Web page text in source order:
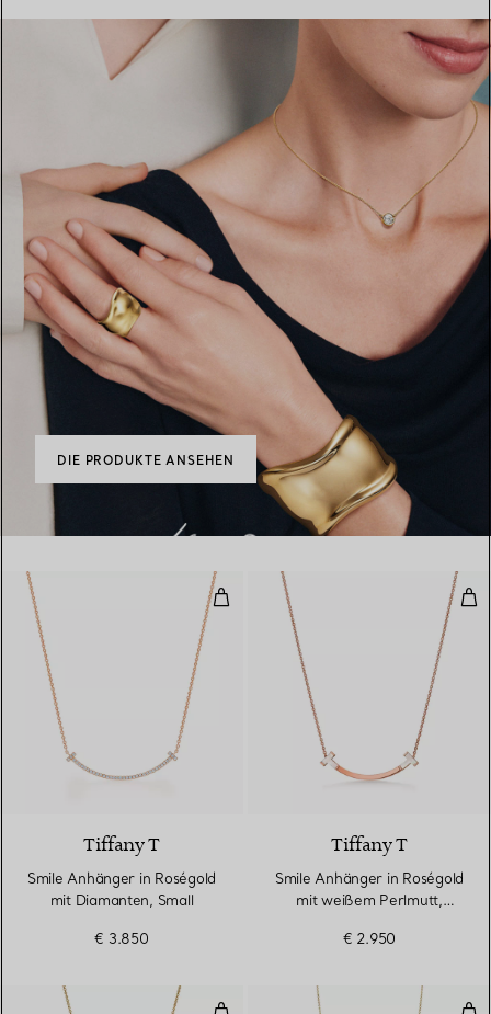
DIE PRODUKTE ANSEHEN
Smile Anhänger in Roségold mit
3 Materialien
Tiffany T
Smile Anhänger in Roségold
mit Diamanten, Small
€ 3.850
Tiffany T
Smile Anhänger in Roségold
mit weißem Perlmutt,
€ 2.950
Open Heart Anhänger in